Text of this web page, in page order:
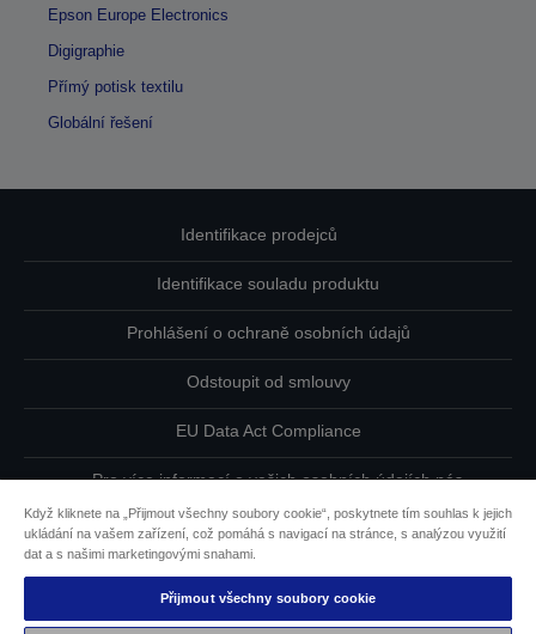
Epson Europe Electronics
Digigraphie
Přímý potisk textilu
Globální řešení
Identifikace prodejců
Identifikace souladu produktu
Prohlášení o ochraně osobních údajů
Odstoupit od smlouvy
EU Data Act Compliance
Pro více informací o vašich osobních údajích nás
Informace o souborech cookie
Závazek usnadnění přístupu společnosti Epson
Když kliknete na „Přijmout všechny soubory cookie“, poskytnete tím souhlas k jejich
ukládání na vašem zařízení, což pomáhá s navigací na stránce, s analýzou využití
dat a s našimi marketingovými snahami.
Přijmout všechny soubory cookie